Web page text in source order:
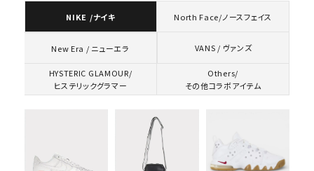
NIKE /ナイキ North Face/ノースフェイス
New Era / ニューエラ VANS / ヴァンズ
HYSTERIC GLAMOUR/
ヒステリックグラマー
Others/
その他コラボアイテム